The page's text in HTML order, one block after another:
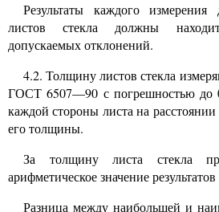
Результаты каждого
листов стекла должны
допускаемых отклонений.
4.2. Толщину листов стекла
ГОСТ6507—90 с погрешностью до
каждой стороны листа на
его толщины.
За толщину листа стекла
арифметическое значение
Разница между наибольшей и